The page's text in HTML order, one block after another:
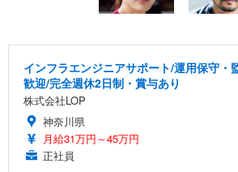
インフラエンジニアサポート/運用保守・
歓迎/完全週休2日制・賞与あり
株式会社LOP
神奈川県
月給31万円～45万円
正社員